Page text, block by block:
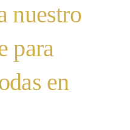
nuestro
para
en